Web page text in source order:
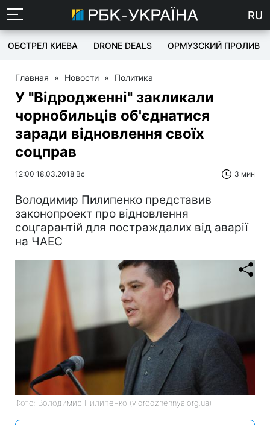
RU
ОБСТРЕЛ КИЕВА DRONE DEALS ОРМУЗСКИЙ ПРОЛИВ
Главная » Новости » Политика
У "Відродженні" закликали
чорнобильців об'єднатися
заради відновлення своїх
соцправ
12:00 18.03.2018 Вс 3 мин
Володимир Пилипенко представив
законопроект про відновлення
соцгарантій для постраждалих від аварії
на ЧАЕС
Фото: Володимир Пилипенко (vidrodzhennya.org.ua)